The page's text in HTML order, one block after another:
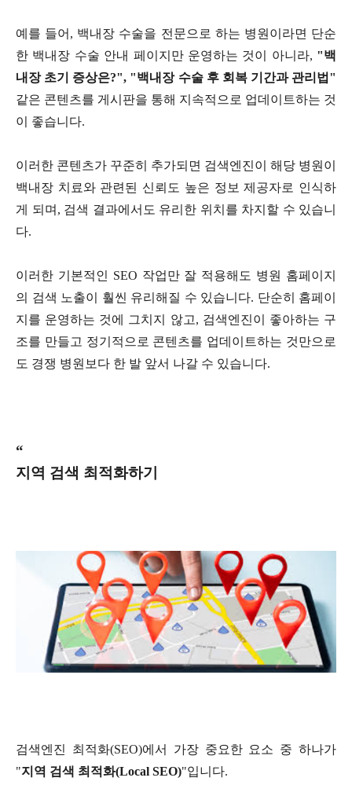
예를 들어 , 백내장 수술을 전문으로 하는 병원이라면 단순
한 백내장 수술 안내 페이지만 운영하는 것이 아니라, "백
내장 초기 증상은?", "백내장 수술 후 회복 기간과 관리법 "
같은 콘텐츠를 게시판을 통해 지속적으로 업데이트하는 것
이 좋습니다.
이러한 콘텐츠가 꾸준히 추가되면 검색엔진이 해당 병원이
백내장 치료와 관련된 신뢰도 높은 정보 제공자로 인식하
게 되며 , 검색 결과에서도 유리한 위치를 차지할 수 있습니
다.
이러한 기본적인 SEO 작업만 잘 적용해도 병원 홈페이지
의 검색 노출이 훨씬 유리해질 수 있습니다. 단순히 홈페이
지를 운영하는 것에 그치지 않고, 검색엔진이 좋아하는 구
조를 만들고 정기적으로 콘텐츠를 업데이트하는 것만으로
도 경쟁 병원보다 한 발 앞서 나갈 수 있습니다.
“
지역 검색 최적화하기
검색엔진 최적화(SEO)에서 가장 중요한 요소 중 하나가
"지역 검색 최적화(Local SEO)"​입니다.